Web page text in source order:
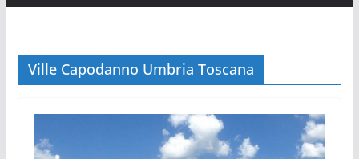
Ville Capodanno Umbria Toscana